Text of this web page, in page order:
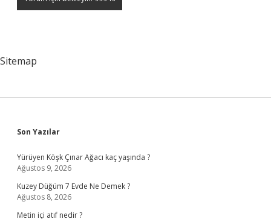
Sitemap
Sidebar
Son Yazılar
Yürüyen Köşk Çınar Ağacı kaç yaşında ?
Ağustos 9, 2026
Kuzey Düğüm 7 Evde Ne Demek ?
Ağustos 8, 2026
Metin içi atıf nedir ?